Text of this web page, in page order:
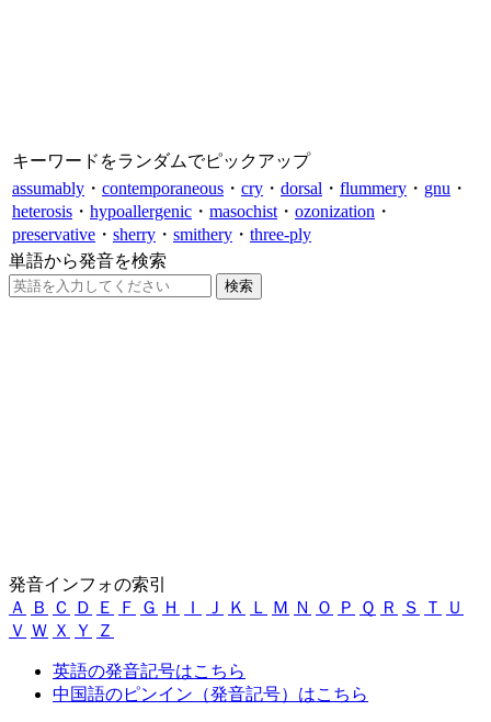
キーワードをランダムでピックアップ
assumably ・ contemporaneous ・ cry ・ dorsal ・ flummery ・ gnu ・
heterosis ・ hypoallergenic ・ masochist ・ ozonization ・
preservative ・ sherry ・ smithery ・ three-ply
単語から発音を検索
発音インフォの索引
Ａ
Ｂ Ｃ Ｄ Ｅ Ｆ Ｇ Ｈ Ｉ Ｊ Ｋ Ｌ Ｍ Ｎ Ｏ Ｐ Ｑ Ｒ Ｓ Ｔ
Ｕ
Ｖ Ｗ Ｘ Ｙ Ｚ
英語の発音記号はこちら
中国語のピンイン（発音記号）はこちら